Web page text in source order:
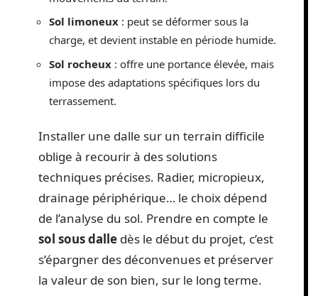
Sol limoneux : peut se déformer sous la
charge, et devient instable en période humide.
Sol rocheux : offre une portance élevée, mais
impose des adaptations spécifiques lors du
terrassement.
Installer une dalle sur un terrain difficile
oblige à recourir à des solutions
techniques précises. Radier, micropieux,
drainage périphérique… le choix dépend
de l’analyse du sol. Prendre en compte le
sol sous dalle dès le début du projet, c’est
s’épargner des déconvenues et préserver
la valeur de son bien, sur le long terme.